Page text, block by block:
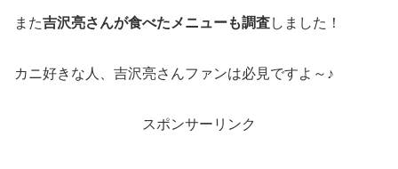
また吉沢亮さんが食べたメニューも調査しました！
カニ好きな人、吉沢亮さんファンは必見ですよ～♪
スポンサーリンク